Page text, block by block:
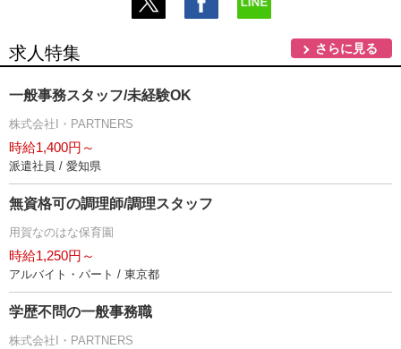
求人特集 さらに見る
一般事務スタッフ/未経験OK
株式会社I・PARTNERS
時給1,400円～
派遣社員 / 愛知県
無資格可の調理師/調理スタッフ
用賀なのはな保育園
時給1,250円～
アルバイト・パート / 東京都
学歴不問の一般事務職
株式会社I・PARTNERS